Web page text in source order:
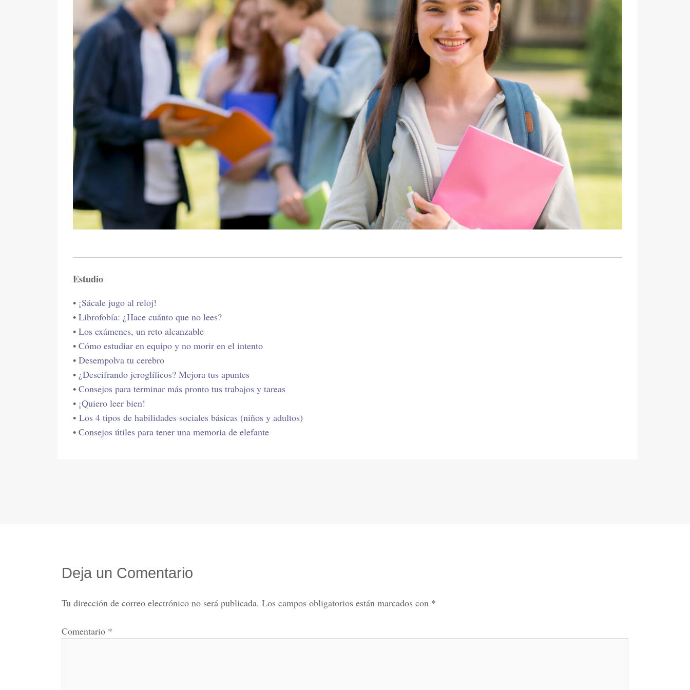
Estudio
• ¡Sácale jugo al reloj!
• Librofobía: ¿Hace cuánto que no lees?
• Los exámenes, un reto alcanzable
• Cómo estudiar en equipo y no morir en el intento
• Desempolva tu cerebro
• ¿Descifrando jeroglíficos? Mejora tus apuntes
• Consejos para terminar más pronto tus trabajos y tareas
• ¡Quiero leer bien!
• Los 4 tipos de habilidades sociales básicas (niños y adultos)
• Consejos útiles para tener una memoria de elefante
Deja un Comentario
Tu dirección de correo electrónico no será publicada. Los campos obligatorios están marcados con *
Comentario *